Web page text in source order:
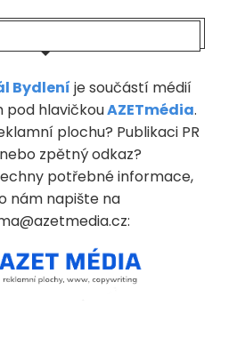
Bydlení je součástí médií
pod hlavičkouAZETmédia.
plochu? Publikaci PR
zpětný odkaz?
potřebné informace,
nám napište na